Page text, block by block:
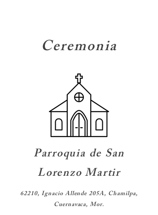
Ceremonia
Parroquia de San
Lorenzo Martir
62210, Ignacio Allende 205A, Chamilpa,
Cuernavaca, Mor.